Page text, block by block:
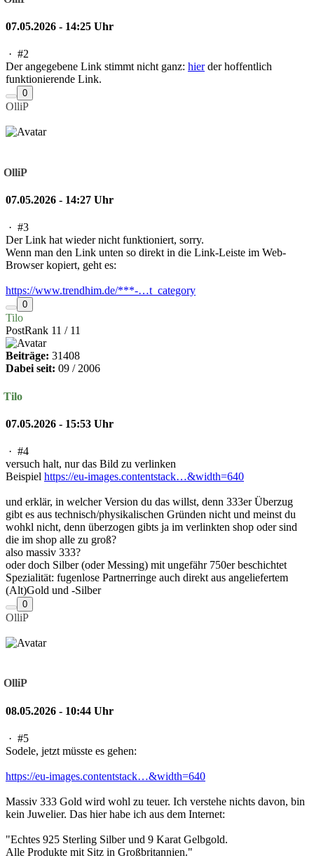
07.05.2026 - 14:25 Uhr
· #2
Der angegebene Link stimmt nicht ganz: hierder hoffentlich
funktionierende Link.
0
OlliP
OlliP
07.05.2026 - 14:27 Uhr
· #3
Der Link hat wieder nicht funktioniert, sorry.
Wenn man den Link unten so direkt in die Link-Leiste im Web-
Browser kopiert, geht es:
https://www.trendhim.de/***-…t_category
0
Tilo
PostRank 11 / 11
Beiträge: 31408
Dabei seit: 09 / 2006
Tilo
07.05.2026 - 15:53 Uhr
· #4
versuch halt, nur das Bild zu verlinken
Beispiel https://eu-images.contentstack…&width=640
und erklär, in welcher Version du das willst, denn 333er Überzug
gibt es aus technisch/physikalischen Gründen nicht und meinst du
wohkl nicht, denn überzogen gibts ja im verlinkten shop oder sind
die im shop alle zu groß?
also massiv 333?
oder doch Silber (oder Messing) mit ungefähr 750er beschichtet
Spezialität: fugenlose Partnerringe auch direkt aus angeliefertem
(Alt)Gold und -Silber
0
OlliP
OlliP
08.05.2026 - 10:44 Uhr
· #5
Sodele, jetzt müsste es gehen:
https://eu-images.contentstack…&width=640
Massiv 333 Gold wird wohl zu teuer. Ich verstehe nichts davon, bin
kein Juwelier. Das hier habe ich aus dem Internet:
"Echtes 925 Sterling Silber und 9 Karat Gelbgold.
Alle Produkte mit Sitz in Großbritannien."